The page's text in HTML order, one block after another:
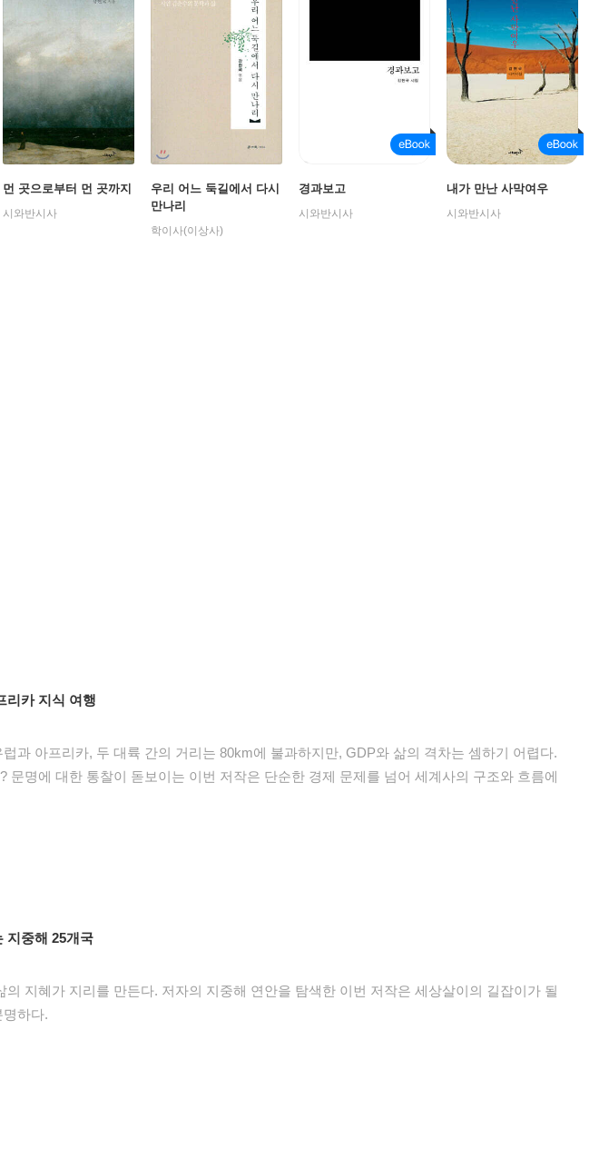
먼 곳으로부터 먼 곳까지
시와반시사
우리 어느 둑길에서 다시
만나리
학이사(이상사)
경과보고
시와반시사
내가 만난 사막여우
시와반시사
리카 지식 여행
과 아프리카, 두 대륙 간의 거리는 80km에 불과하지만, GDP와 삶의 격차는 셈하기 어렵다.
문명에 대한 통찰이 돋보이는 이번 저작은 단순한 경제 문제를 넘어 세계사의 구조와 흐름에
지중해 25개국
의 지혜가 지리를 만든다. 저자의 지중해 연안을 탐색한 이번 저작은 세상살이의 길잡이가 될
하다.